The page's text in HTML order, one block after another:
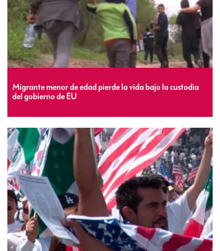
Migrante menor de edad pierde la vida bajo la custodia
del gobierno de EU